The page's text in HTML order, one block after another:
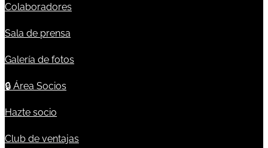
Colaboradores
Sala de prensa
Galería de fotos
🔒 Área Socios
Hazte socio
Club de ventajas